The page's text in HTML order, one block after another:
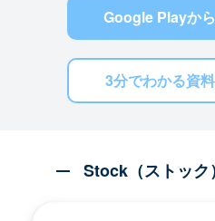
Google Playか
3分でわかる資
Stock（ストック